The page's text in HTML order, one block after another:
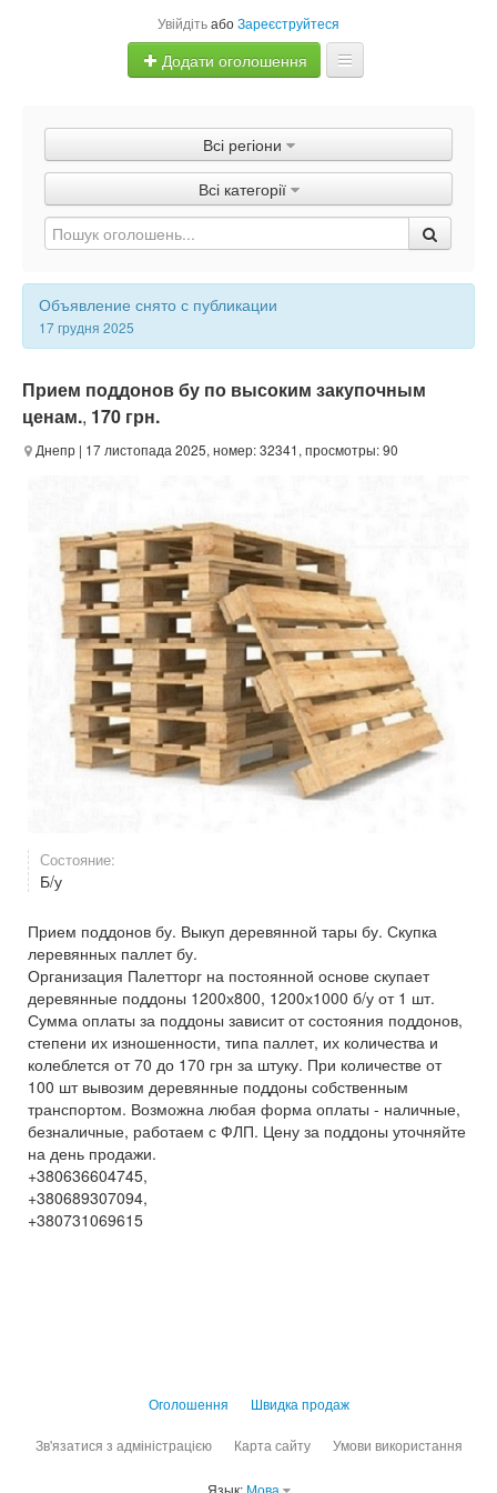
УвійдітьабоЗареєструйтеся
Додати оголошення
Оголошення
Швидка продаж
Всі регіони
Всі категорії
Объявление снято с публикации
17 грудня 2025
Прием поддонов бу по высоким закупочным
ценам., 170 грн.
Днепр | 17 листопада 2025, номер: 32341, просмотры: 90
Состояние:
Б/у
Прием поддонов бу. Выкуп деревянной тары бу. Скупка
леревянных паллет бу.
Организация Палетторг на постоянной основе скупает
деревянные поддоны 1200х800, 1200х1000 б/у от 1 шт.
Сумма оплаты за поддоны зависит от состояния поддонов,
степени их изношенности, типа паллет, их количества и
колеблется от 70 до 170 грн за штуку. При количестве от
100 шт вывозим деревянные поддоны собственным
транспортом. Возможна любая форма оплаты - наличные,
безналичные, работаем с ФЛП. Цену за поддоны уточняйте
на день продажи.
+380636604745,
+380689307094,
+380731069615
Оголошення Швидка продаж
Зв'язатися з адміністрацією Карта сайту Умови використання
Язык: Мова